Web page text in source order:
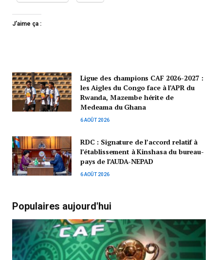
J’aime ça :
Ligue des champions CAF 2026-2027 :
les Aigles du Congo face à l’APR du
Rwanda, Mazembe hérite de
Medeama du Ghana
6 AOÛT 2026
RDC : Signature de l’accord relatif à
l’établissement à Kinshasa du bureau-
pays de l’AUDA-NEPAD
6 AOÛT 2026
Populaires aujourd'hui